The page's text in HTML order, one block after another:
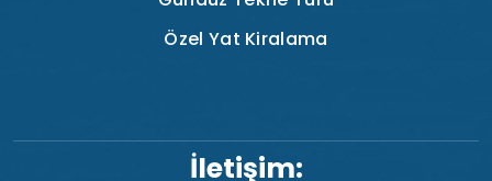
Özel Yat Kiralama
İletişim: